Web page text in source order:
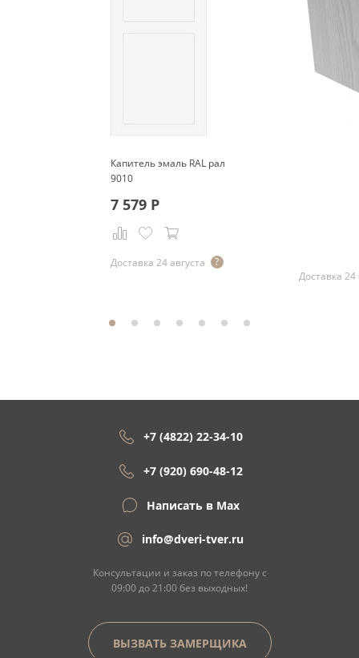
Капитель эмаль RAL рал
9010
7 579Р
Доставка 24 августа
Доставка 24
+7 (4822) 22-34-10
+7 (920) 690-48-12
Написать в Max
info@dveri-tver.ru
Консультации и заказ по телефону с
09:00 до 21:00 без выходных!
ВЫЗВАТЬ ЗАМЕРЩИКА